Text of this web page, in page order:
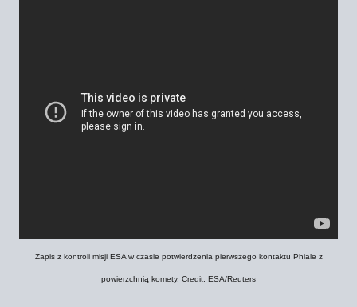
Zapis z kontroli misji ESA w czasie potwierdzenia pierwszego kontaktu Phiale z
powierzchnią komety. Credit: ESA/Reuters